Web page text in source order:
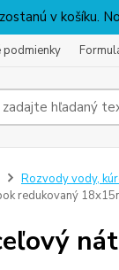
v košíku.
podmienky
Rozvody vody,
redukovaný